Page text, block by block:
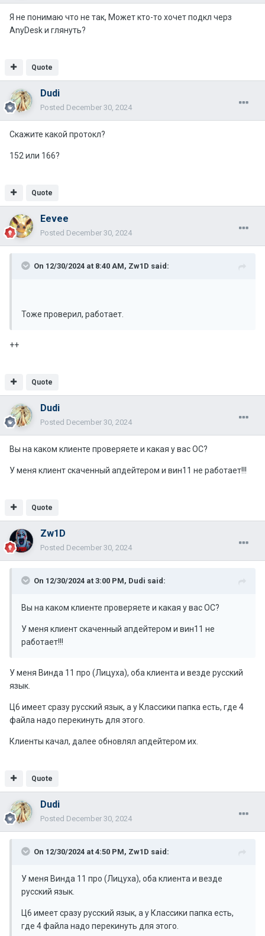
Я не понимаю что не так, Может кто-то хочет подкл черз
AnyDesk и глянуть?
Quote
Dudi
Posted December 30, 2024
Скажите какой протокл?
152 или 166?
Quote
Eevee
Posted December 30, 2024
On 12/30/2024 at 8:40 AM, Zw1D said:
Тоже проверил, работает.
++
Quote
Dudi
Posted December 30, 2024
Вы на каком клиенте проверяете и какая у вас ОС?
У меня клиент скаченный апдейтером и вин11 не работает!!!
Quote
Zw1D
Posted December 30, 2024
On 12/30/2024 at 3:00 PM, Dudi said:
Вы на каком клиенте проверяете и какая у вас ОС?
У меня клиент скаченный апдейтером и вин11 не
работает!!!
У меня Винда 11 про (Лицуха), оба клиента и везде русский
язык.
Ц6 имеет сразу русский язык, а у Классики папка есть, где 4
файла надо перекинуть для этого.
Клиенты качал, далее обновлял апдейтером их.
Quote
Dudi
Posted December 30, 2024
On 12/30/2024 at 4:50 PM, Zw1D said:
У меня Винда 11 про (Лицуха), оба клиента и везде
русский язык.
Ц6 имеет сразу русский язык, а у Классики папка есть,
где 4 файла надо перекинуть для этого.